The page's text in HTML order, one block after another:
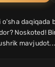
o'sha daqiqada
Noskoted!